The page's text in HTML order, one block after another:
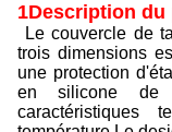
1Description
Le couvercle de
trois dimensions
une protection
en silicone de